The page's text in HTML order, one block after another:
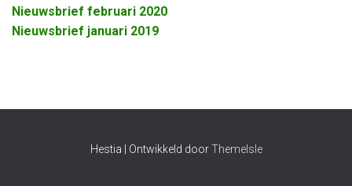
Nieuwsbrief februari 2020
Nieuwsbrief januari 2019
Hestia | Ontwikkeld doorThemeIsle